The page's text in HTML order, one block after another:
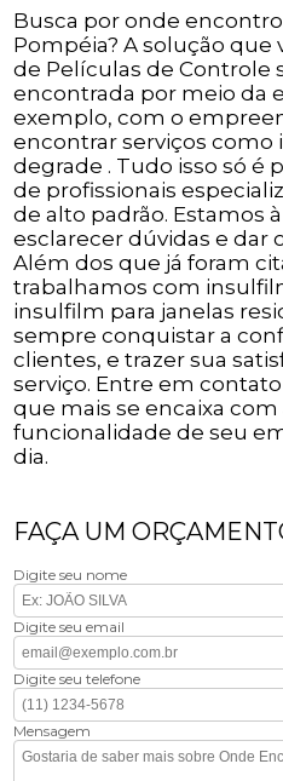
Busca por onde
Pompéia? A solução que
de Películas de Controle
encontrada por meio da
exemplo, com o
encontrar serviços
degrade . Tudo isso só é
de profissionais
de alto padrão. Estamos
esclarecer dúvidas e dar
Além dos que já foram
trabalhamos com
insulfilm para janelas
sempre conquistar a
clientes, e trazer sua
serviço. Entre em
que mais se encaixa
funcionalidade de seu
dia.
FAÇA UM
Digite seu nome
Digite seu email
Digite seu telefone
Mensagem